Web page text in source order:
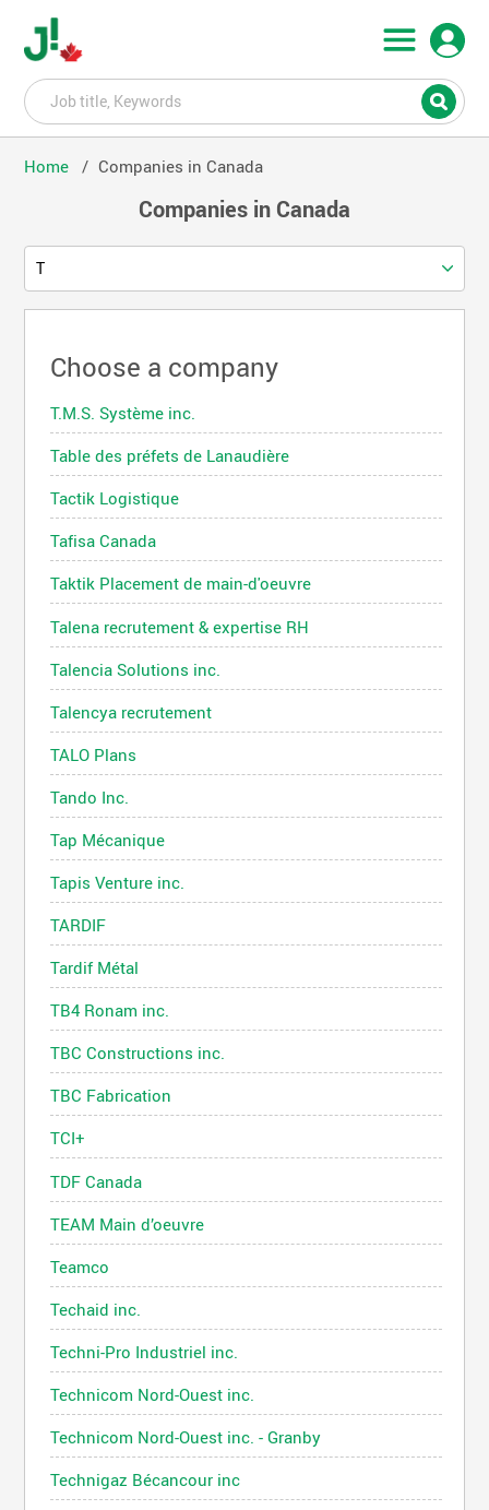
Home Companies in Canada
Companies in Canada
T
Choose a company
T.M.S. Système inc.
Table des préfets de Lanaudière
Tactik Logistique
Tafisa Canada
Taktik Placement de main-d'oeuvre
Talena recrutement & expertise RH
Talencia Solutions inc.
Talencya recrutement
TALO Plans
Tando Inc.
Tap Mécanique
Tapis Venture inc.
TARDIF
Tardif Métal
TB4 Ronam inc.
TBC Constructions inc.
TBC Fabrication
TCI+
TDF Canada
TEAM Main d’oeuvre
Teamco
Techaid inc.
Techni-Pro Industriel inc.
Technicom Nord-Ouest inc.
Technicom Nord-Ouest inc. - Granby
Technigaz Bécancour inc